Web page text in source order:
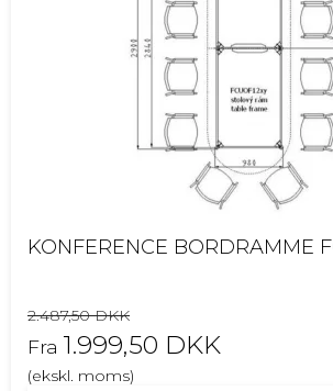
KONFERENCE BORDRAMME
2.487,50 DKK
Fra 1.999,50 DKK
(ekskl. moms)